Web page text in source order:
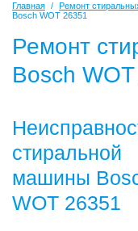
Главная / Ремонт
Bosch WOT 26351
Ремонт
Bosch
стиральной
машины
WOT 26351